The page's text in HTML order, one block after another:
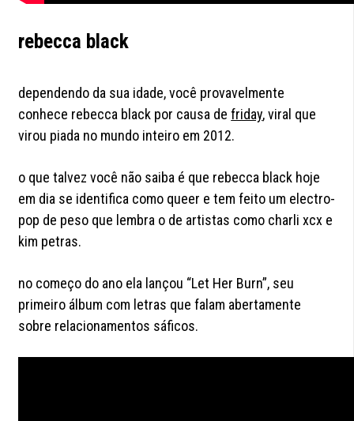
rebecca black
dependendo da sua idade, você provavelmente
conhece rebecca black por causa defriday, viral que
virou piada no mundo inteiro em 2012.
o que talvez você não saiba é que rebecca black hoje
em dia se identifica como queer e tem feito um electro-
pop de peso que lembra o de artistas como charli xcx e
kim petras.
no começo do ano ela lançou “Let Her Burn”, seu
primeiro álbum com letras que falam abertamente
sobre relacionamentos sáficos.